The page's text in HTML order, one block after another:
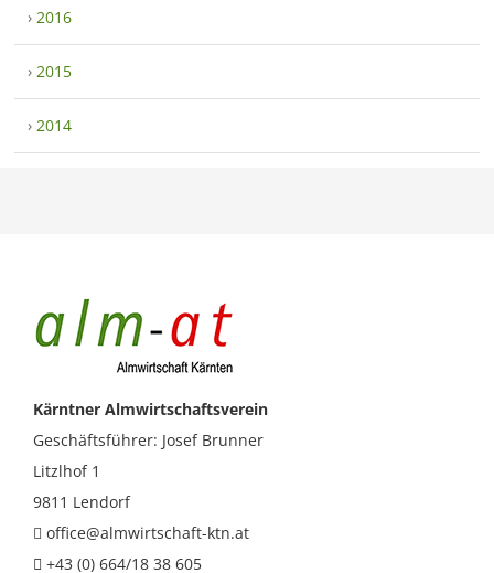
›2016
›2015
›2014
Kärntner Almwirtschaftsverein
Geschäftsführer: Josef Brunner
Litzlhof 1
9811 Lendorf
office@almwirtschaft-ktn.at
+43 (0) 664/18 38 605